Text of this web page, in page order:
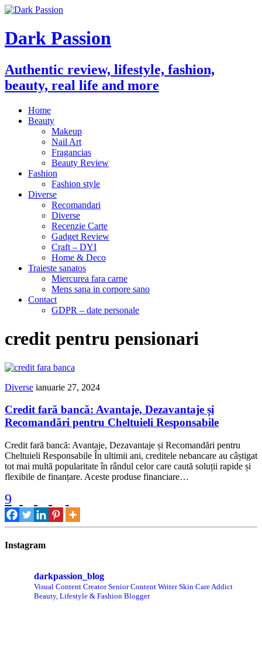
Dark Passion
Authentic review, lifestyle, fashion,
beauty, real life and more
Home
Beauty
Makeup
Nail Art
Fragancias
Beauty Review
Fashion
Fashion style
Diverse
Recomandari
Diverse
Recenzie Carte
Gadget Review
Craft – DYI
Home & Deco
Traieste sanatos
Miercurea fara carne
Mens sana in corpore sano
Contact
GDPR – date personale
credit pentru pensionari
Diverse ianuarie 27, 2024
Credit fară bancă: Avantaje, Dezavantaje și
Recomandări pentru Cheltuieli Responsabile
Credit fară bancă: Avantaje, Dezavantaje și Recomandări pentru
Cheltuieli Responsabile În ultimii ani, creditele nebancare au câștigat
tot mai multă popularitate în rândul celor care caută soluții rapide și
flexibile de finanțare. Aceste produse financiare…
9
Instagram
darkpassion_blog
Visual Content CreatorSenior Content WriterSkin Care Addict
Beauty, Lifestyle & Fashion Blogger